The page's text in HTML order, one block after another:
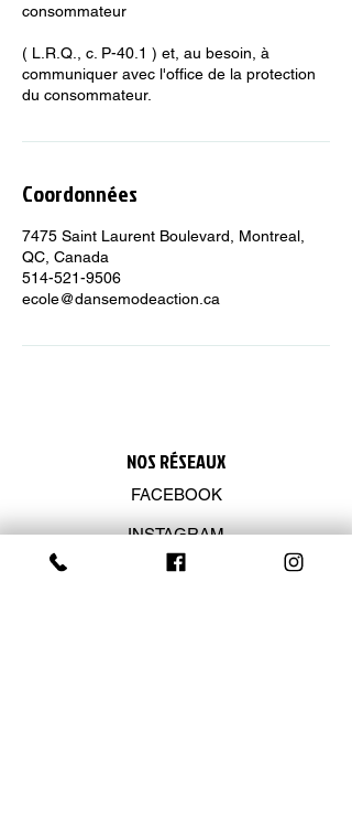
consommateur
( L.R.Q., c. P-40.1 ) et, au besoin, à
communiquer avec l'office de la protection
du consommateur.
Coordonnées
7475 Saint Laurent Boulevard, Montreal,
QC, Canada
514-521-9506
ecole@dansemodeaction.ca
NOS RÉSEAUX
FACEBOOK
INSTAGRAM
YOUTUBE